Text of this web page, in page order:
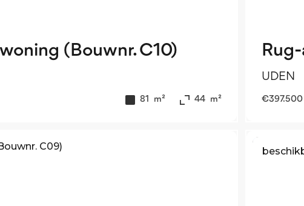
(Bouwnr. C10)
81 m² 44 m²
UDEN
€397.500